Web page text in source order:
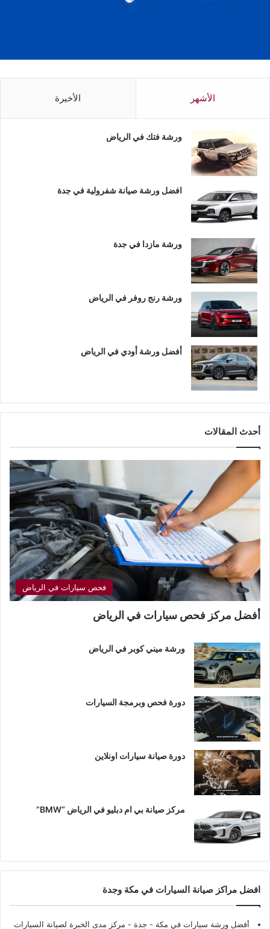
الأشهر الأخيرة
ورشة فتك في الرياض
افضل ورشة صيانة شفرولية في جدة
ورشة مازدا في جدة
ورشة رنج روفر في الرياض
أفضل ورشة أودي في الرياض
أحدث المقالات
فحص سيارات في الرياض
أفضل مركز فحص سيارات في الرياض
ورشة ميني كوبر في الرياض
دورة فحص وبرمجة السيارات
دورة صيانة سيارات اونلاين
مركز صيانة بي ام دبليو في الرياض “BMW”
افضل مراكز صيانة السيارات في مكة وجدة
أفضل ورشة سيارات في مكة - جدة - مركز مدى الخبرة لصيانة السيارات